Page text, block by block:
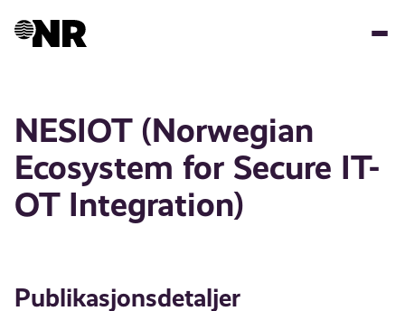
NESIOT (Norwegian
Ecosystem for Secure IT-
OT Integration)
Publikasjonsdetaljer